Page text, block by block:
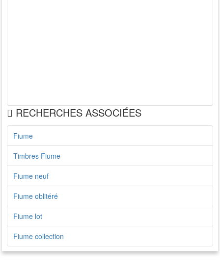
RECHERCHES ASSOCIÉES
Fiume
Timbres Fiume
Fiume neuf
Fiume oblitéré
Fiume lot
Fiume collection